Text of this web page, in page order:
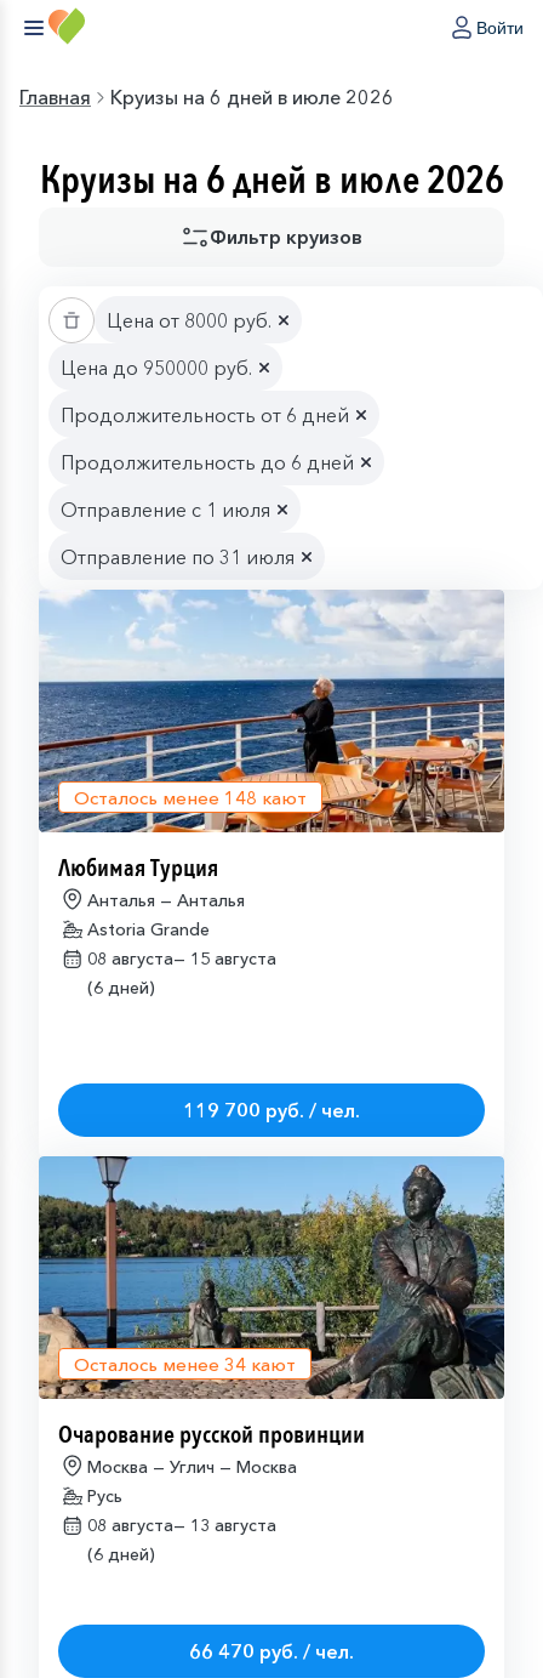
Войти
Главная Круизы на 6 дней в июле 2026
Круизы на 6 дней в июле 2026
Фильтр круизов
Цена от 8000 руб.
Цена до 950000 руб.
Продолжительность от 6 дней
Продолжительность до 6 дней
Отправление с 1 июля
Отправление по 31 июля
Осталось менее 148 кают
Любимая Турция
Анталья — Анталья
Astoria Grande
08 августа— 15 августа
(6 дней)
119 700 руб. / чел.
Осталось менее 34 кают
Очарование русской провинции
Москва — Углич — Москва
Русь
08 августа— 13 августа
(6 дней)
66 470 руб. / чел.